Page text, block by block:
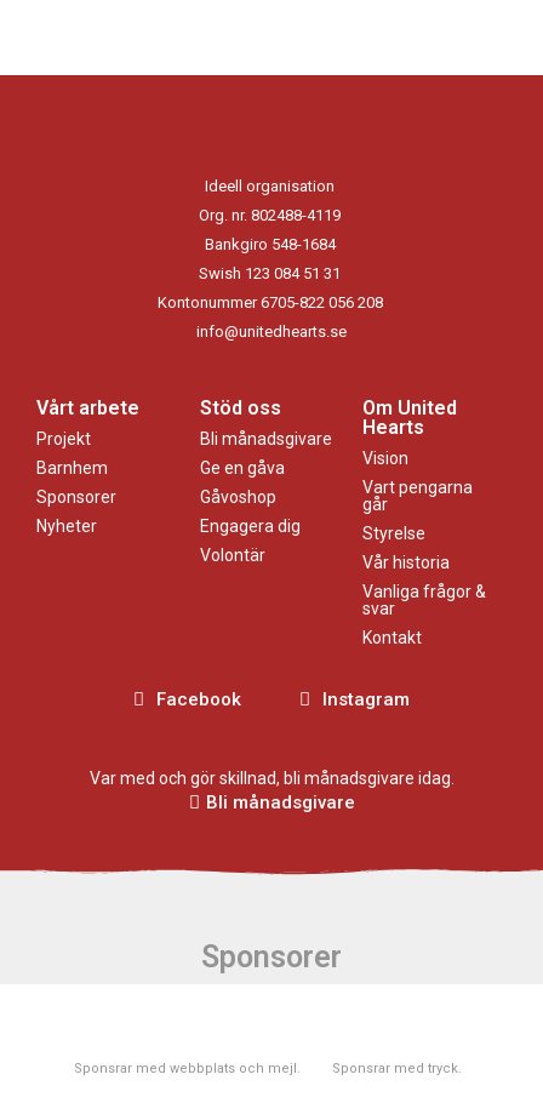
Ideell organisation
Org. nr. 802488-4119
Bankgiro 548-1684
Swish 123 084 51 31
Kontonummer 6705-822 056 208
info@unitedhearts.se
Vårt arbete
Projekt
Barnhem
Sponsorer
Nyheter
Stöd oss
Bli månadsgivare
Ge en gåva
Gåvoshop
Engagera dig
Volontär
Om United
Hearts
Vision
Vart pengarna
går
Styrelse
Vår historia
Vanliga frågor &
svar
Kontakt
Facebook Instagram
Var med och gör skillnad, bli månadsgivare idag.
Bli månadsgivare
Sponsorer
Sponsrar med webbplats och mejl. Sponsrar med tryck.